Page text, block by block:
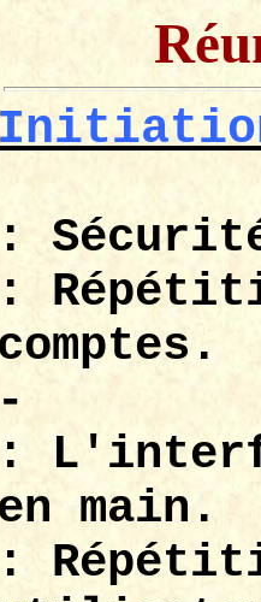
Initiation
:
:
comptes.
-
:
main.
: